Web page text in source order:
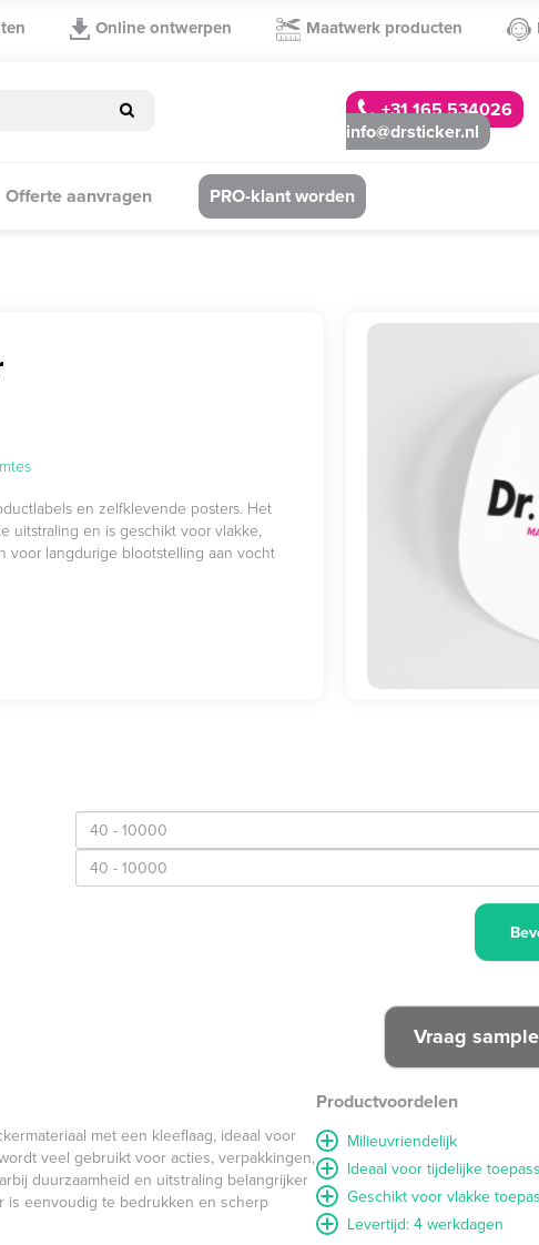
Online ontwerpen Maatwerk producten
+31 165 534026
info@drsticker.nl
Offerte aanvragen PRO-klant worden
en zelfklevende posters. Het
uitstraling en is geschikt voor vlakke,
voor langdurige blootstelling aan vocht
met een kleeflaag, ideaal voor
veel gebruikt voor acties, verpakkingen,
duurzaamheid en uitstraling belangrijker
is eenvoudig te bedrukken en scherp
Productvoordelen
Milieuvriendelijk
Ideaal voor tijdelijke
Geschikt voor vlakke
Levertijd: 4 werkdagen